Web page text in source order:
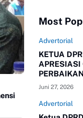
Most
Advertorial
KETUA
APRESIASI
BUYUT
Juni 27, 2026
Advertorial